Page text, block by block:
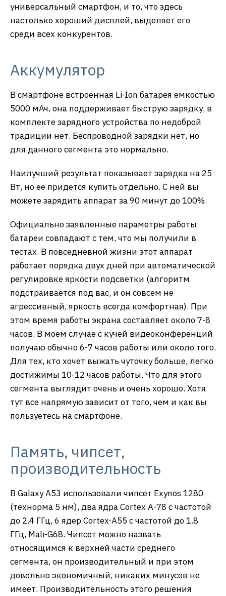
универсальный смартфон, и то, что здесь
настолько хороший дисплей, выделяет его
среди всех конкурентов.
Аккумулятор
В смартфоне встроенная Li-Ion батарея емкостью
5000 мАч, она поддерживает быструю зарядку, в
комплекте зарядного устройства по недоброй
традиции нет. Беспроводной зарядки нет, но
для данного сегмента это нормально.
Наилучший результат показывает зарядка на 25
Вт, но ее придется купить отдельно. С ней вы
можете зарядить аппарат за 90 минут до 100%.
Официально заявленные параметры работы
батареи совпадают с тем, что мы получили в
тестах. В повседневной жизни этот аппарат
работает порядка двух дней при автоматической
регулировке яркости подсветки (алгоритм
подстраивается под вас, и он совсем не
агрессивный, яркость всегда комфортная). При
этом время работы экрана составляет около 7-8
часов. В моем случае с кучей видеоконференций
получаю обычно 6-7 часов работы или около того.
Для тех, кто хочет выжать чуточку больше, легко
достижимы 10-12 часов работы. Что для этого
сегмента выглядит очень и очень хорошо. Хотя
тут все напрямую зависит от того, чем и как вы
пользуетесь на смартфоне.
Память, чипсет,
производительность
В Galaxy A53 использовали чипсет Exynos 1280
(технорма 5 нм), два ядра Cortex A-78 с частотой
до 2.4 ГГц, 6 ядер Cortex-A55 с частотой до 1.8
ГГц, Mali-G68. Чипсет можно назвать
относящимся к верхней части среднего
сегмента, он производительный и при этом
довольно экономичный, никаких минусов не
имеет. Производительность этого решения